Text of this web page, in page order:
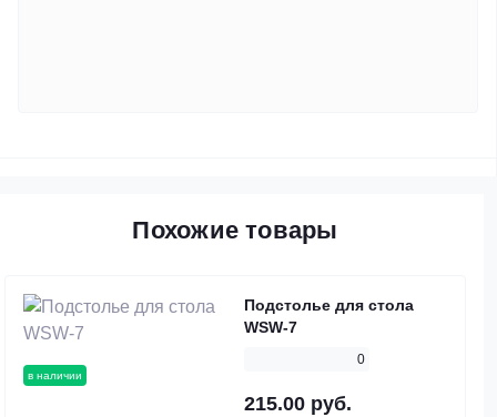
Похожие товары
в наличии
Подстолье для стола
WSW-7
0
215.00 руб.